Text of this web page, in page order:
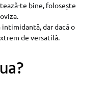
te bine, folosește
intimidantă, dar dacă o
de versatilă.